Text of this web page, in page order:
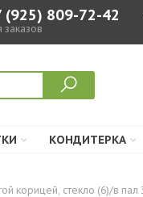
(925) 809-72-42
заказов
КОНДИТЕРКА
корицей, стекло (6)/в пал